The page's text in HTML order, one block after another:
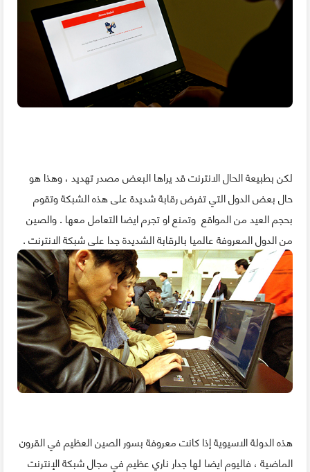
لكن بطبيعة الحال الانترنت قد يراها البعض مصدر تهديد ، وهذا هو
حال بعض الدول التي تفرض رقابة شديدة على هذه الشبكة وتقوم
بحجم العيد من المواقع وتمنع او تجرم ايضا التعامل معها . والصين
من الدول المعروفة عالميا بالرقابة الشديدة جدا على شبكة الانترنت .
هذه الدولة الاسيوية إذا كانت معروفة بسور الصين العظيم في القرون
الماضية ، فاليوم ايضا لها جدار ناري عظيم في مجال شبكة الإنترنت